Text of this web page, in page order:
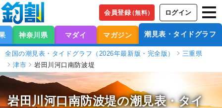
会員登録（無料） ログイン
神奈川県 マダイ マガジン 潮見表・タイドグラフ
全国の潮見表・タイドグラフ（2026年最新版・完全版）
三重県
津市
岩田川河口南防波堤
岩田川河口南防波堤の潮見表・タイ